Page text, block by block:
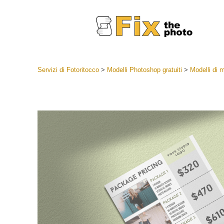
Collezioni
Migliori
Deal
Servizi di Fotoritocco> Modelli Photoshop gratuiti > Modelli di